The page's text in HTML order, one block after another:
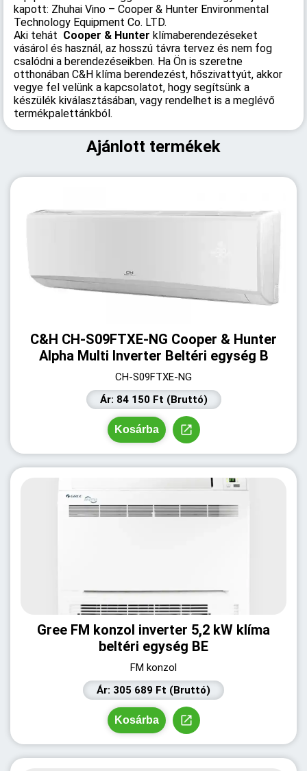
kapott: Zhuhai Vino – Cooper & Hunter Environmental
Technology Equipment Co. LTD.
Aki tehát Cooper & Hunter klímaberendezéseket
vásárol és használ, az hosszú távra tervez és nem fog
csalódni a berendezéseikben. Ha Ön is szeretne
otthonában C&H klíma berendezést, hőszivattyút, akkor
vegye fel velünk a kapcsolatot, hogy segítsünk a
készülék kiválasztásában, vagy rendelhet is a meglévő
termékpalettánkból.
Ajánlott termékek
C&H CH-S09FTXE-NG Cooper & Hunter
Alpha Multi Inverter Beltéri egység B
CH-S09FTXE-NG
Ár: 84 150 Ft (Bruttó)
Kosárba
Gree FM konzol inverter 5,2 kW klíma
beltéri egység BE
FM konzol
Ár: 305 689 Ft (Bruttó)
Kosárba